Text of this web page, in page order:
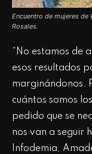
Encuentro de mujeres de
Rosales.
“No estamos de
esos resultados
marginándonos.
cuántos somos
pedido que se
nos van a seguir
Infodemia,